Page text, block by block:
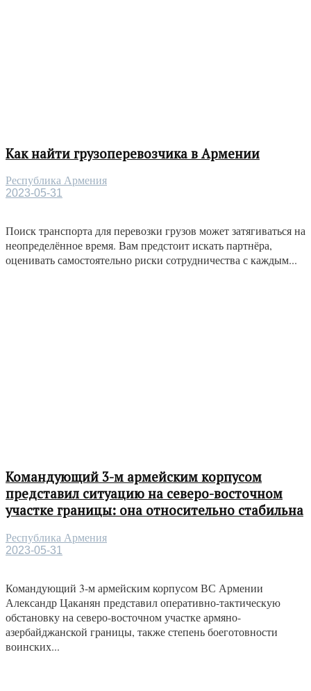
Как найти грузоперевозчика в Армении
Республика Армения
2023-05-31
Поиск транспорта для перевозки грузов может затягиваться на
неопределённое время. Вам предстоит искать партнёра,
оценивать самостоятельно риски сотрудничества с каждым...
Командующий 3-м армейским корпусом
представил ситуацию на северо-восточном
участке границы: она относительно стабильна
Республика Армения
2023-05-31
Командующий 3-м армейским корпусом ВС Армении
Александр Цаканян представил оперативно-тактическую
обстановку на северо-восточном участке армяно-
азербайджанской границы, также степень боеготовности
воинских...